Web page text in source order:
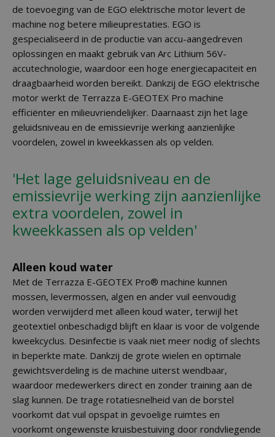
de toevoeging van de EGO elektrische motor levert de
machine nog betere milieuprestaties. EGO is
gespecialiseerd in de productie van accu-aangedreven
oplossingen en maakt gebruik van Arc Lithium 56V-
accutechnologie, waardoor een hoge energiecapaciteit en
draagbaarheid worden bereikt. Dankzij de EGO elektrische
motor werkt de Terrazza E-GEOTEX Pro machine
efficiënter en milieuvriendelijker. Daarnaast zijn het lage
geluidsniveau en de emissievrije werking aanzienlijke
voordelen, zowel in kweekkassen als op velden.
'Het lage geluidsniveau en de
emissievrije werking zijn aanzienlijke
extra voordelen, zowel in
kweekkassen als op velden'
Alleen koud water
Met de Terrazza E-GEOTEX Pro® machine kunnen
mossen, levermossen, algen en ander vuil eenvoudig
worden verwijderd met alleen koud water, terwijl het
geotextiel onbeschadigd blijft en klaar is voor de volgende
kweekcyclus. Desinfectie is vaak niet meer nodig of slechts
in beperkte mate. Dankzij de grote wielen en optimale
gewichtsverdeling is de machine uiterst wendbaar,
waardoor medewerkers direct en zonder training aan de
slag kunnen. De trage rotatiesnelheid van de borstel
voorkomt dat vuil opspat in gevoelige ruimtes en
voorkomt ongewenste kruisbestuiving door rondvliegende